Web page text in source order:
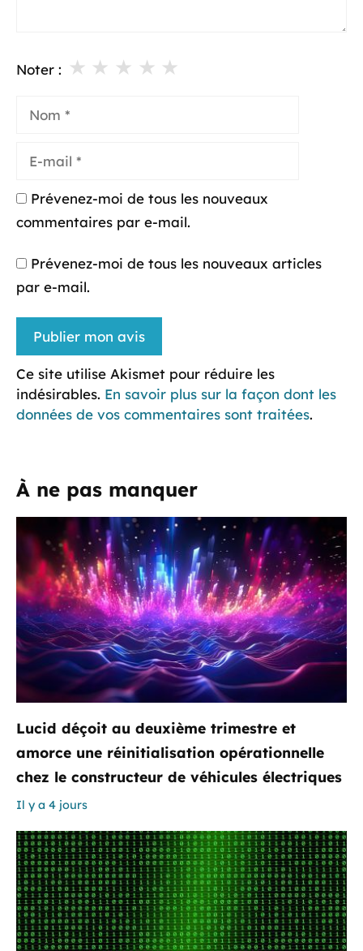
Noter : ★
★
★
★
★
mail
Prévenez-moi de tous les nouveaux
commentaires par e-mail.
Prévenez-moi de tous les nouveaux articles
par e-mail.
Ce site utilise Akismet pour réduire les
indésirables. En savoir plus sur la façon dont les
données de vos commentaires sont traitées.
À ne pas manquer
Lucid déçoit au deuxième trimestre et
amorce une réinitialisation opérationnelle
chez le constructeur de véhicules électriques
Il y a 4 jours